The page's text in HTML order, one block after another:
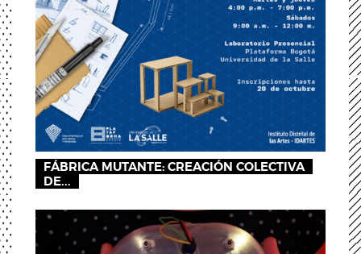
FÁBRICA MUTANTE: CREACIÓN COLECTIVA
DE...